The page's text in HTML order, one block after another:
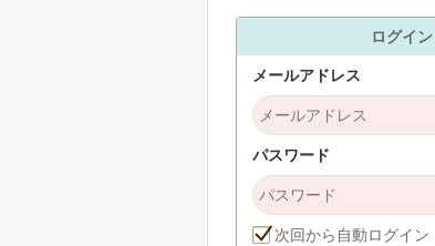
ログイン
メールアドレス
パスワード
次回から自動ログイン